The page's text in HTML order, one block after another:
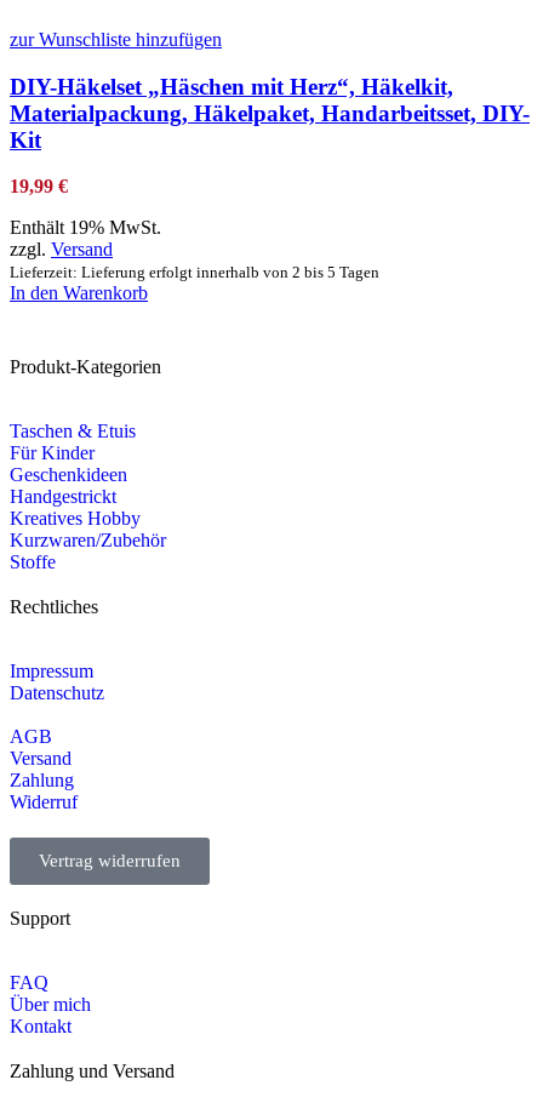
zur Wunschliste hinzufügen
DIY-Häkelset „Häschen mit Herz“, Häkelkit,
Materialpackung, Häkelpaket, Handarbeitsset, DIY-
Kit
19,99 €
Enthält 19% MwSt.
zzgl. Versand
Lieferzeit: Lieferung erfolgt innerhalb von 2 bis 5 Tagen
In den Warenkorb
Produkt-Kategorien
Taschen & Etuis
Für Kinder
Geschenkideen
Handgestrickt
Kreatives Hobby
Kurzwaren/Zubehör
Stoffe
Rechtliches
Impressum
Datenschutz
AGB
Versand
Zahlung
Widerruf
Vertrag widerrufen
Support
FAQ
Über mich
Kontakt
Zahlung und Versand